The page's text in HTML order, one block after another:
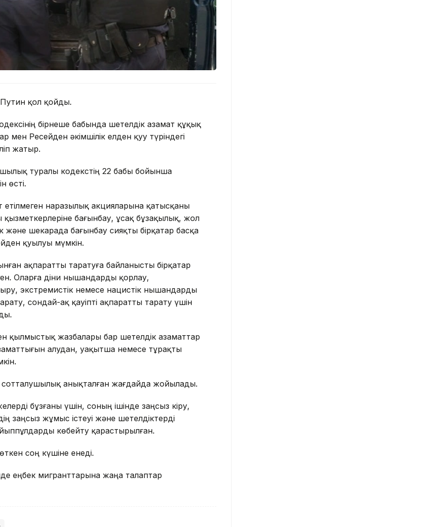
қол қойды.
бірнеше бабында шетелдік азамат құқық
Ресейден әкімшілік елден қуу түріндегі
жатыр.
туралы кодекстің 22 бабы бойынша
өсті.
етілмеген наразылық акцияларына қатысқаны
бағынбау, ұсақ бұзақылық, жол
және шекарада бағынбау сияқты бірқатар басқа
қуылуы мүмкін.
ақпаратты таратуға байланысты бірқатар
Оларға діни нышандарды қорлау,
экстремистік немесе нацистік нышандарды
сондай-ақ қауіпті ақпаратты тарату үшін
қылмыстық жазбалары бар шетелдік азаматтар
алудан, уақытша немесе тұрақты
сотталушылық анықталған жағдайда жойылады.
бұзғаны үшін, соның ішінде заңсыз кіру,
заңсыз жұмыс істеуі және шетелдіктерді
көбейту қарастырылған.
соң күшіне енеді.
еңбек мигранттарына жаңа талаптар